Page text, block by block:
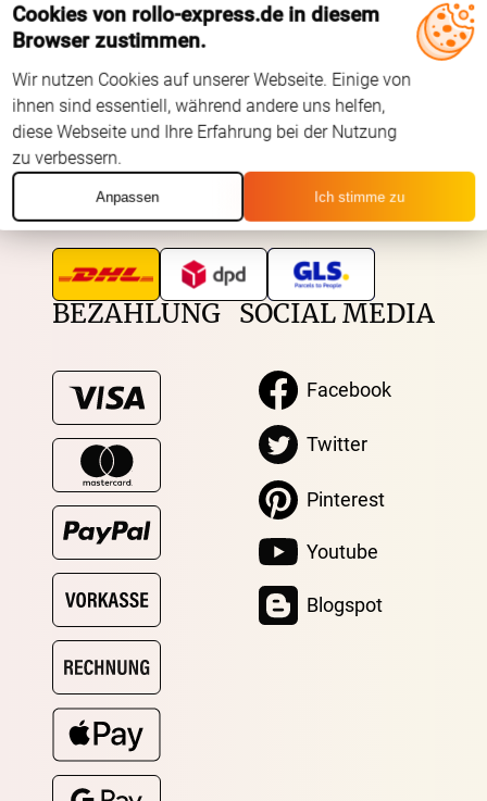
Cookies von rollo-express.de in diesem
Browser zustimmen.
Wir nutzen Cookies auf unserer Webseite. Einige von
ihnen sind essentiell, während andere uns helfen,
diese Webseite und Ihre Erfahrung bei der Nutzung
zu verbessern.
Anpassen Ich stimme zu
Kostenloser Musterversand
Reklamation
Widerruf
Unsere Versandpartner:
BEZAHLUNG SOCIAL MEDIA
Facebook
Twitter
Pinterest
Youtube
Blogspot